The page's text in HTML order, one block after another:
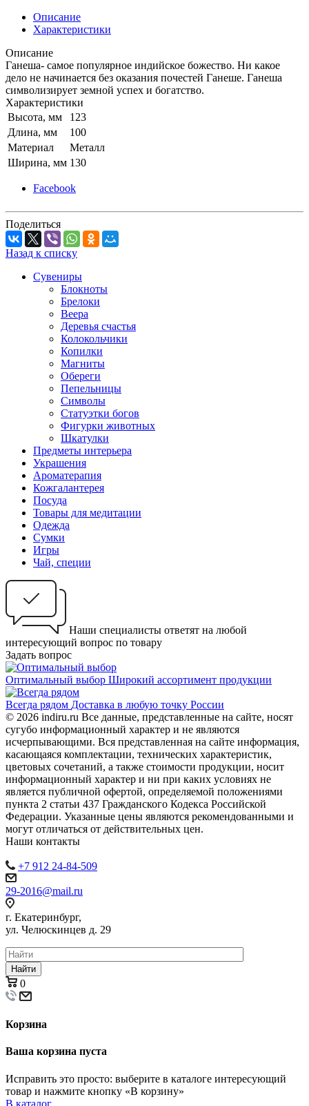
Описание
Характеристики
Описание
Ганеша- самое популярное индийское божество. Ни какое
дело не начинается без оказания почестей Ганеше. Ганеша
символизирует земной успех и богатство.
Характеристики
Высота, мм
123
Длина, мм
100
Материал
Металл
Ширина, мм 130
Facebook
Поделиться
Назад к списку
Сувениры
Блокноты
Брелоки
Веера
Деревья счастья
Колокольчики
Копилки
Магниты
Обереги
Пепельницы
Символы
Статуэтки богов
Фигурки животных
Шкатулки
Предметы интерьера
Украшения
Ароматерапия
Кожгалантерея
Посуда
Товары для медитации
Одежда
Сумки
Игры
Чай, специи
Наши специалисты ответят на любой
интересующий вопрос по товару
Задать вопрос
Оптимальный выбор Широкий ассортимент продукции
Всегда рядом Доставка в любую точку России
© 2026 indiru.ru Все данные, представленные на сайте, носят
сугубо информационный характер и не являются
исчерпывающими. Вся представленная на сайте информация,
касающаяся комплектации, технических характеристик,
цветовых сочетаний, а также стоимости продукции, носит
информационный характер и ни при каких условиях не
является публичной офертой, определяемой положениями
пункта 2 статьи 437 Гражданского Кодекса Российской
Федерации. Указанные цены являются рекомендованными и
могут отличаться от действительных цен.
Наши контакты
+7 912 24-84-509
29-2016@mail.ru
г. Екатеринбург,
ул. Челюскинцев д. 29
Найти
0
Корзина
Ваша корзина пуста
Исправить это просто: выберите в каталоге интересующий
товар и нажмите кнопку «В корзину»
В каталог